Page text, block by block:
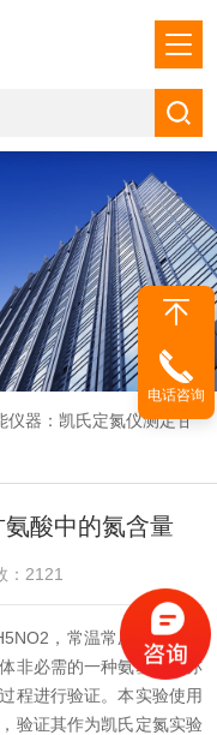
仪器：凯氏定氮仪测定甘
酸中的氮含量
：2121
5NO2 ，常温常压下为白色
非必需的一种氨基酸。亦
程进行验证。本实验使用
验证其作为凯氏定氮实验
电话咨询